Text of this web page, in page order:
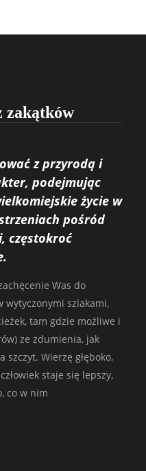
zakątków
z przyrodą i
podejmując
życie w
pośród
częstokroć
Was do
wytyczonymi szlakami,
tam gdzie możliwe i
ze zdumienia, jak
Wierzę głęboko,
staje się lepszy,
co w nim